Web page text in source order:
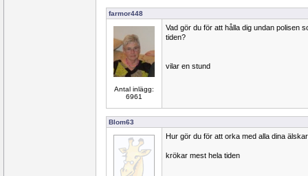
farmor448
Antal inlägg:
6961
Vad gör du för att hålla dig undan polisen
tiden?
vilar en stund
Blom63
Hur gör du för att orka med alla dina
krökar mest hela tiden